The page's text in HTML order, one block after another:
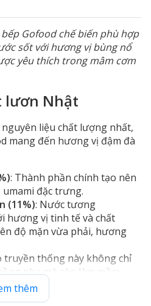
Gofood chế biến phù hợp
sốt với hương vị bùng nổ
yêu thích trong mâm cơm
lươn Nhật
liệu chất lượng nhất,
mang đến hương vị đậm đà
: Thành phần chính tạo nên
đặc trưng.
(11%): Nước tương
hương vị tinh tế và chất
độ mặn vừa phải, hương
truyền thống này không chỉ
nhẹ mà còn làm mềm
hương vị của sốt.
ngọt tự nhiên giúp cân bằng
thêm